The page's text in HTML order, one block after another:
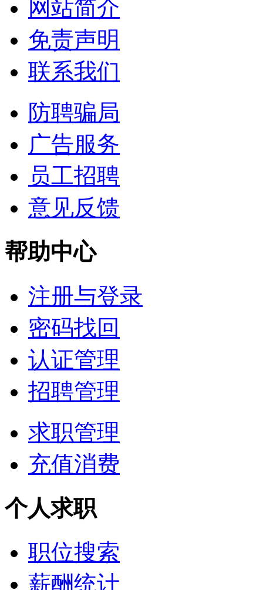
网站简介
免责声明
联系我们
防聘骗局
广告服务
员工招聘
意见反馈
帮助中心
注册与登录
密码找回
认证管理
招聘管理
求职管理
充值消费
个人求职
职位搜索
薪酬统计